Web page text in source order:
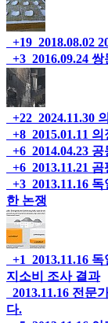
+19 2018.08.02
+3 2016.09.24 쌍
+22 2024.11.30
+8 2015.01.11 의
+6 2014.04.23 공
+6 2013.11.21 곰
+3 2013.11.16 독
한 논쟁
+1 2013.11.16 독
지소비 조사 결과
2013.11.16 전문
다.